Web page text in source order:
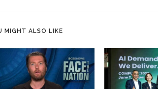
MIGHT ALSO LIKE